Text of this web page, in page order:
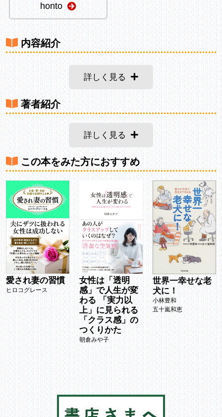
honto
内容紹介
詳しく見る
著者紹介
詳しく見る
この本をみた方におすすめ
愛され妻の習慣
ヒロコグレース
女性は「透明
感」で人生が変
わる 「実力以
上」に見られる
「クラス感」の
つくりかた
朝倉みや子
世界一幸せな老
犬に！
小林豊和
五十嵐和恵